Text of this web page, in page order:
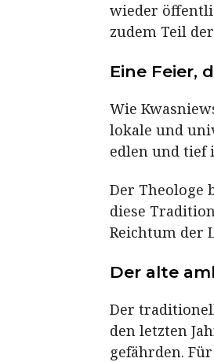
wieder
zudem Teil
Eine Feier,
Wie
lokale und
edlen und tief
Der Theologe
diese
Reichtum der
Der alte
Der
den letzten
gefährden.